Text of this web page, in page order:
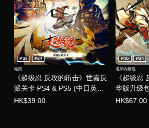
《超级忍 反攻的斩击》世嘉反
派关卡 PS4 & PS5 (中日英韩
文版)
PS5 PS4
地图
HK$39.00
《超级忍
华版升级
韩语, 简体
PS5 PS4
追加内容包
HK$67.00